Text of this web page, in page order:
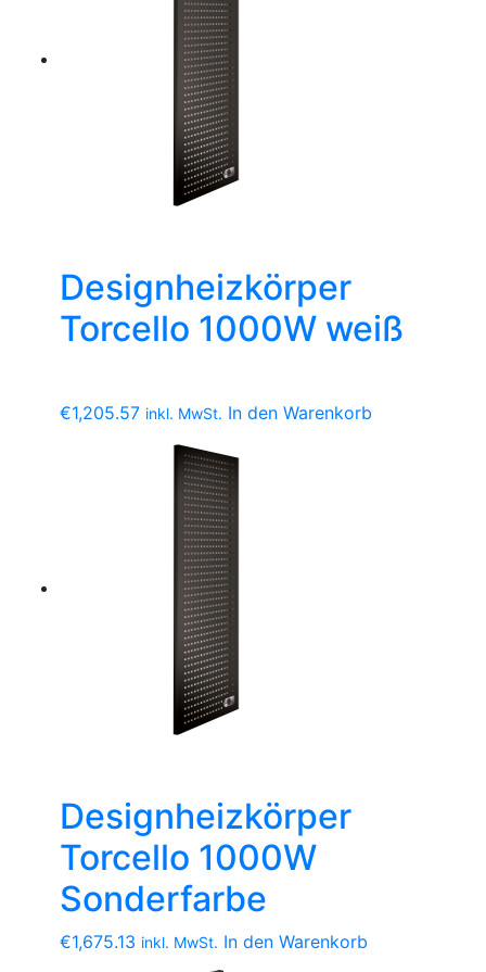
Designheizkörper
Torcello 1000W weiß
€1,205.57 inkl. MwSt. In den Warenkorb
Designheizkörper
Torcello 1000W
Sonderfarbe
€1,675.13 inkl. MwSt. In den Warenkorb